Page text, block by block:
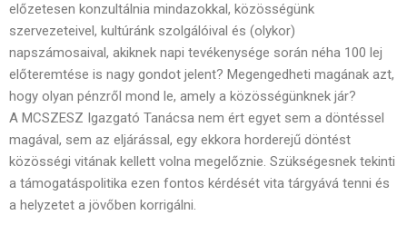
előzetesen konzultálnia mindazokkal, közösségünk
szervezeteivel, kultúránk szolgálóival és (olykor)
napszámosaival, akiknek napi tevékenysége során néha 100 lej
előteremtése is nagy gondot jelent? Megengedheti magának azt,
hogy olyan pénzről mond le, amely a közösségünknek jár?
A MCSZESZ Igazgató Tanácsa nem ért egyet sem a döntéssel
magával, sem az eljárással, egy ekkora horderejű döntést
közösségi vitának kellett volna megelőznie. Szükségesnek tekinti
a támogatáspolitika ezen fontos kérdését vita tárgyává tenni és
a helyzetet a jövőben korrigálni.